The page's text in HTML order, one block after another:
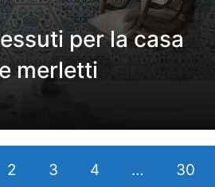
per la casa
merletti
2 3 4 … 30